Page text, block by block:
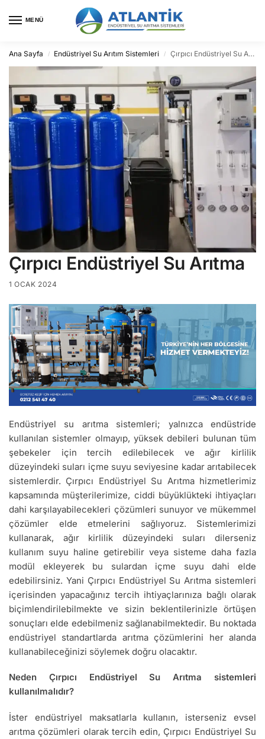
MENÜ
Ana Sayfa / Endüstriyel Su Arıtım Sistemleri / Çırpıcı Endüstriyel Su Arıtma
Çırpıcı Endüstriyel Su Arıtma
1 OCAK 2024
Endüstriyel su arıtma sistemleri; yalnızca endüstride
kullanılan sistemler olmayıp, yüksek debileri bulunan tüm
şebekeler için tercih edilebilecek ve ağır kirlilik
düzeyindeki suları içme suyu seviyesine kadar arıtabilecek
sistemlerdir. Çırpıcı Endüstriyel Su Arıtma hizmetlerimiz
kapsamında müşterilerimize, ciddi büyüklükteki ihtiyaçları
dahi karşılayabilecekleri çözümleri sunuyor ve mükemmel
çözümler elde etmelerini sağlıyoruz. Sistemlerimizi
kullanarak, ağır kirlilik düzeyindeki suları dilerseniz
kullanım suyu haline getirebilir veya sisteme daha fazla
modül ekleyerek bu sulardan içme suyu dahi elde
edebilirsiniz. Yani Çırpıcı Endüstriyel Su Arıtma sistemleri
içerisinden yapacağınız tercih ihtiyaçlarınıza bağlı olarak
biçimlendirilebilmekte ve sizin beklentilerinizle örtüşen
sonuçları elde edebilmeniz sağlanabilmektedir. Bu noktada
endüstriyel standartlarda arıtma çözümlerini her alanda
kullanabileceğinizi söylemek doğru olacaktır.
Neden Çırpıcı Endüstriyel Su Arıtma sistemleri
kullanılmalıdır?
İster endüstriyel maksatlarla kullanın, isterseniz evsel
arıtma çözümleri olarak tercih edin, Çırpıcı Endüstriyel Su